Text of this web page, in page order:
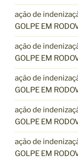
ação de
GOLPE EM
ação de
GOLPE EM
ação de
GOLPE EM
ação de
GOLPE EM
ação de
GOLPE EM